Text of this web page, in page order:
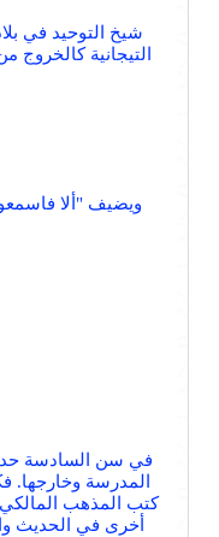
شيخ التوحيد في
التيجانية
ويضيف "ألا
في سن السادسة حدث
المدرسة وخارجها.
كتب المذهب
أخرى في الحديث